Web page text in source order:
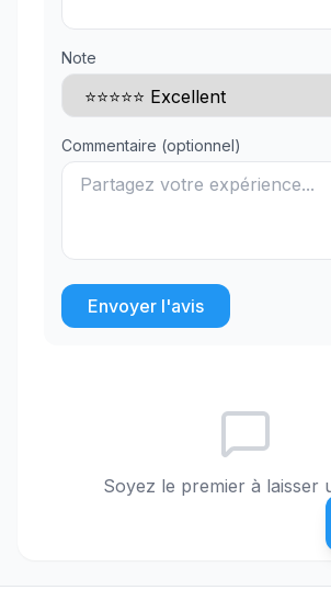
Note
Commentaire (optionnel)
Envoyer l'avis
Soyez le premier à laisser